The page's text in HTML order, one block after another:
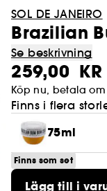
SOL DE JANEIRO
Brazilian
Se beskrivning
259,00 KR
Köp nu, betala
Finns i flera
75ml
Finns som set
Lägg till i